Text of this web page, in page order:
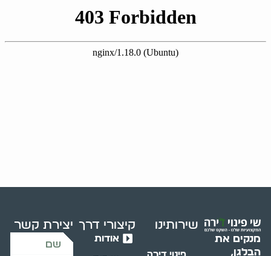
מנקים את
הבלגן,
שירותינו קיצורי דרך
אודות
יצירת קשר